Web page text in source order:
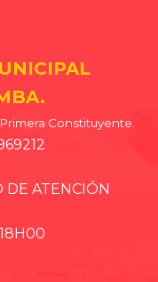
Constituyente.
DE ATENCIÓN